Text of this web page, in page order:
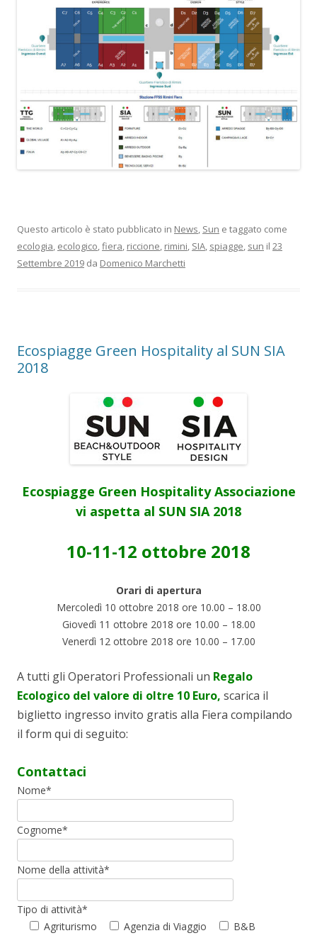
Questo articolo è stato pubblicato in News, Sun e taggato come
ecologia, ecologico,fiera, riccione, rimini, SIA, spiagge, sun il 23
Settembre 2019 da Domenico Marchetti
Ecospiagge Green Hospitality al SUN SIA
2018
Ecospiagge Green Hospitality Associazione
vi aspetta al SUN SIA 2018
10-11-12 ottobre 2018
Orari di apertura
Mercoledì 10 ottobre 2018 ore 10.00 – 18.00
Giovedì 11 ottobre 2018 ore 10.00 – 18.00
Venerdì 12 ottobre 2018 ore 10.00 – 17.00
A tutti gli Operatori Professionali un Regalo
Ecologico del valore di oltre 10 Euro, scarica il
biglietto ingresso invito gratis alla Fiera compilando
il form qui di seguito:
Contattaci
Nome*
Cognome*
Nome della attività*
Tipo di attività*
Agriturismo
Agenzia di Viaggio
B&B